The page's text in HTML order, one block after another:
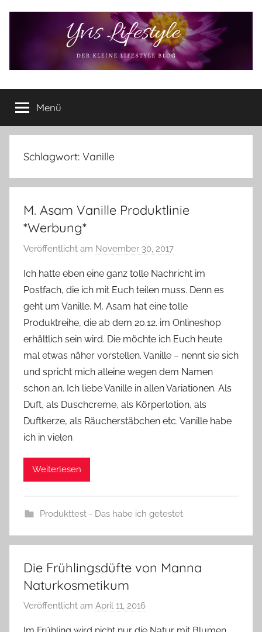
Yvis
Lifestyle
Lifestyle
Blog
–
Lifestyle,
Produkttests
vieles
mehr
Menü
Schlagwort: Vanille
M. Asam Vanille Produktlinie
*Werbung*
Veröffentlicht am November 30, 2017
n
Y
v
o
n
n
e
Ich hatte eben eine ganz tolle Nachricht im
Postfach, die ich mit Euch teilen muss. Denn es
geht um Vanille. M. Asam hat eine tolle
Produktreihe, die ab dem 20.12. im Onlineshop
erhältlich sein wird. Die möchte ich Euch heute
mal etwas näher vorstellen. Vanille – nennt sie sich
und spricht mich alleine wegen dem Namen
schon an. Ich liebe Vanille in allen Variationen. Als
Duft, als Duschcreme, als Körperlotion, als
Duftkerze, als Räucherstäbchen etc. Vanille habe
ich in vielen
Weiterlesen
Produkttest - Das habe ich getestet
Die Frühlingsdüfte von Manna
Naturkosmetikum
Veröffentlicht am April 11, 2016